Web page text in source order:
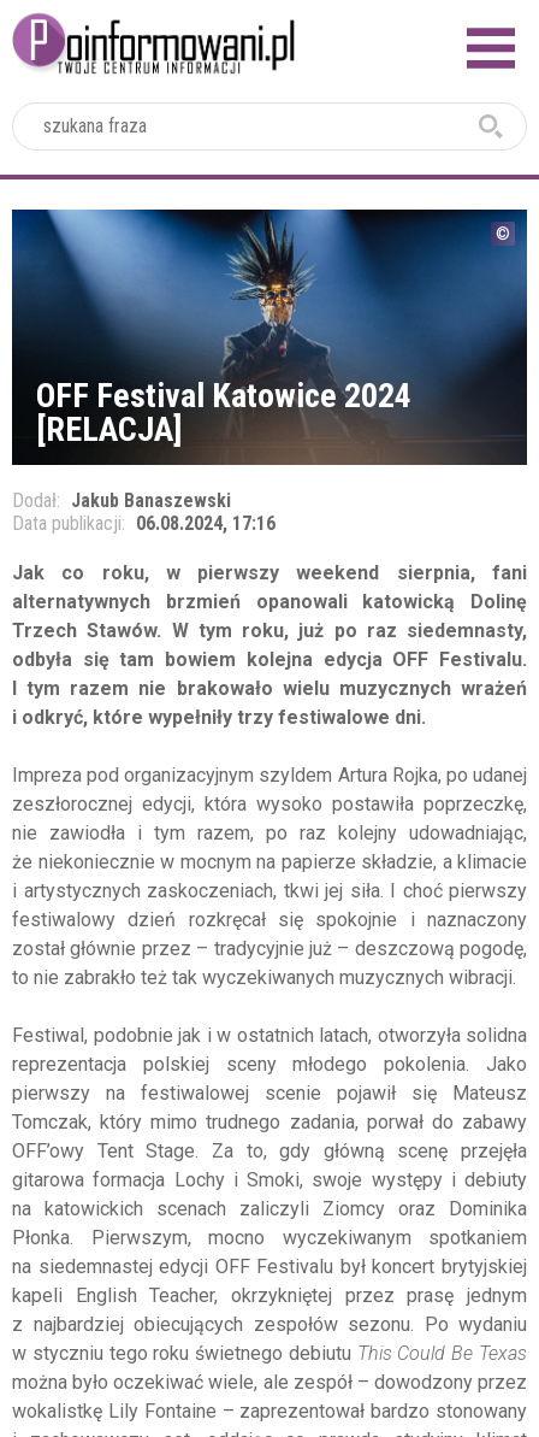
OFF Festival Katowice 2024
[RELACJA]
Dodał: Jakub Banaszewski
Data publikacji: 06.08.2024, 17:16
Jak co roku, w pierwszy weekend sierpnia, fani
alternatywnych brzmień opanowali katowicką Dolinę
Trzech Stawów. W tym roku, już po raz siedemnasty,
odbyła się tam bowiem kolejna edycja OFF Festivalu.
I tym razem nie brakowało wielu muzycznych wrażeń
i odkryć, które wypełniły trzy festiwalowe dni.
Impreza pod organizacyjnym szyldem Artura Rojka, po udanej
zeszłorocznej edycji, która wysoko postawiła poprzeczkę,
nie zawiodła i tym razem, po raz kolejny udowadniając,
że niekoniecznie w mocnym na papierze składzie, a klimacie
i artystycznych zaskoczeniach, tkwi jej siła. I choć pierwszy
festiwalowy dzień rozkręcał się spokojnie i naznaczony
został głównie przez – tradycyjnie już – deszczową pogodę,
to nie zabrakło też tak wyczekiwanych muzycznych wibracji.
Festiwal, podobnie jak i w ostatnich latach, otworzyła solidna
reprezentacja polskiej sceny młodego pokolenia. Jako
pierwszy na festiwalowej scenie pojawił się Mateusz
Tomczak, który mimo trudnego zadania, porwał do zabawy
OFF’owy Tent Stage. Za to, gdy główną scenę przejęła
gitarowa formacja Lochy i Smoki, swoje występy i debiuty
na katowickich scenach zaliczyli Ziomcy oraz Dominika
Płonka. Pierwszym, mocno wyczekiwanym spotkaniem
na siedemnastej edycji OFF Festivalu był koncert brytyjskiej
kapeli English Teacher, okrzykniętej przez prasę jednym
z najbardziej obiecujących zespołów sezonu. Po wydaniu
w styczniu tego roku świetnego debiutu This Could Be Texas
można było oczekiwać wiele, ale zespół – dowodzony przez
wokalistkę Lily Fontaine – zaprezentował bardzo stonowany